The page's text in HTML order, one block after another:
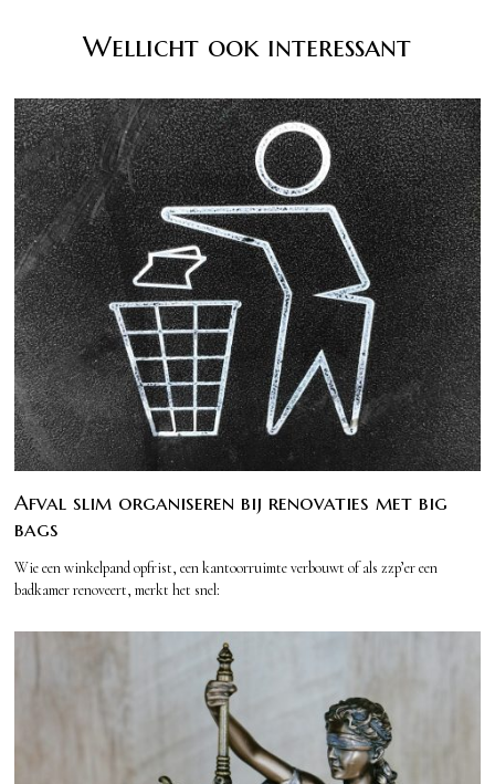
Wellicht ook interessant
Afval slim organiseren bij renovaties met big
bags
Wie een winkelpand opfrist, een kantoorruimte verbouwt of als zzp’er een
badkamer renoveert, merkt het snel: